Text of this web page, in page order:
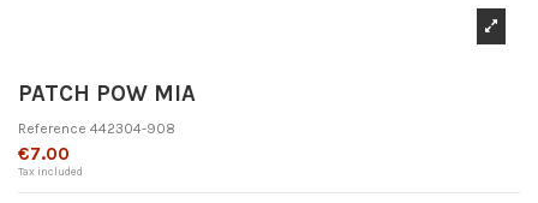
PATCH POW MIA
Reference 442304-908
€7.00
Tax included